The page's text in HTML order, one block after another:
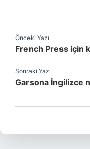
Önceki Yazı
French Press için
Sonraki Yazı
Garsona İngilizce